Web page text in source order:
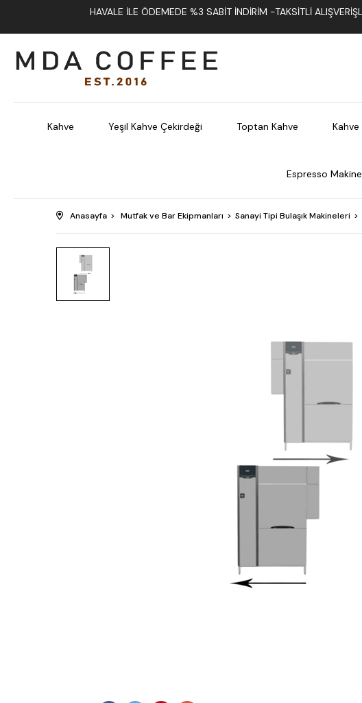
HAVALE İLE ÖDEMEDE %3 SABIT İNDIRIM -TAKSITLI
Kahve Yeşil Kahve Çekirdeği Toptan Kahve Kahve
Espresso
Anasayfa Mutfak ve Bar Ekipmanları Sanayi Tipi Bulaşık Makineleri